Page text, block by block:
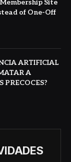
Site
of One-Off
ARTIFICIAL
A
PRECOCES?